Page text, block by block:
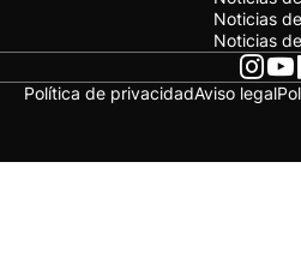
Noticias
Noticias
Política de privacidadAviso legal